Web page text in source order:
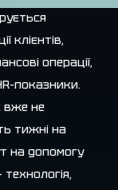
клієнтів,
операції,
показники.
вже не
тижні на
на допомогу
технологія,